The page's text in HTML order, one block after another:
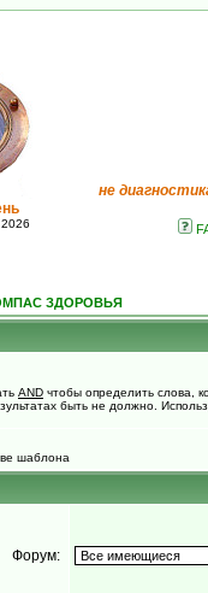
не
ЗДОРОВЬЯ
AND чтобы определить слова,
быть не должно.
шаблона
Форум: